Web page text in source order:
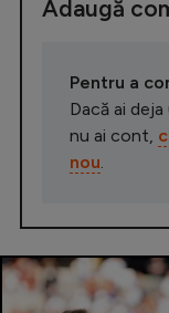
Adaugă
Pentru a
Dacă ai
nu ai cont,
nou